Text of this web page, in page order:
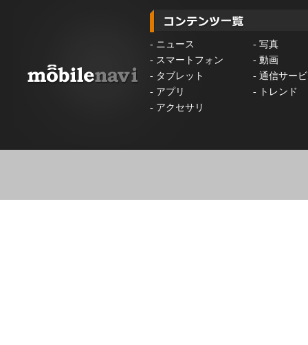
- ニュース - 写真
- スマートフォン - 動画
- タブレット - 通信サー
- アプリ -
トレンド
- アクセサリ